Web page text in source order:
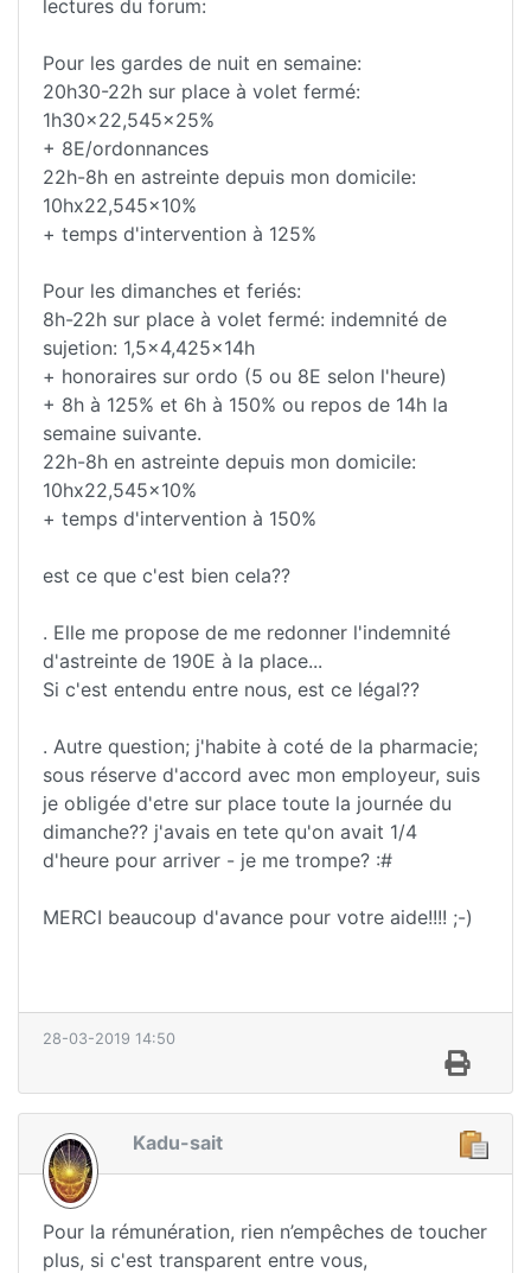
lectures du forum:
Pour les gardes de nuit en semaine:
20h30-22h sur place à volet fermé:
1h30x22,545x25%
+ 8E/ordonnances
22h-8h en astreinte depuis mon domicile:
10hx22,545x10%
+ temps d'intervention à 125%
Pour les dimanches et feriés:
8h-22h sur place à volet fermé: indemnité de
sujetion: 1,5x4,425x14h
+ honoraires sur ordo (5 ou 8E selon l'heure)
+ 8h à 125% et 6h à 150% ou repos de 14h la
semaine suivante.
22h-8h en astreinte depuis mon domicile:
10hx22,545x10%
+ temps d'intervention à 150%
est ce que c'est bien cela??
. Elle me propose de me redonner l'indemnité
d'astreinte de 190E à la place...
Si c'est entendu entre nous, est ce légal??
. Autre question; j'habite à coté de la pharmacie;
sous réserve d'accord avec mon employeur, suis
je obligée d'etre sur place toute la journée du
dimanche?? j'avais en tete qu'on avait 1/4
d'heure pour arriver - je me trompe? :#
MERCI beaucoup d'avance pour votre aide!!!! ;-)
28-03-2019 14:50
Kadu-sait
Pour la rémunération, rien n’empêches de toucher
plus, si c'est transparent entre vous,